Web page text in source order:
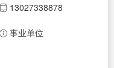
13027338878
事业单位